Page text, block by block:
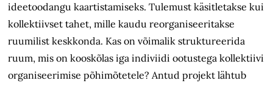
ideetoodangu kaartistamiseks. Tulemust käsitletakse kui
kollektiivset tahet, mille kaudu reorganiseeritakse
ruumilist keskkonda. Kas on võimalik struktureerida
ruum, mis on kooskõlas iga indiviidi ootustega kollektiivi
organiseerimise põhimõtetele? Antud projekt lähtub